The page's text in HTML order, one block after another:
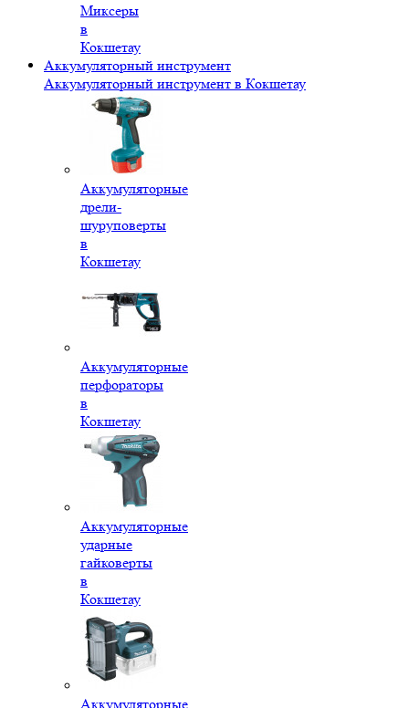
Миксеры
в
Кокшетау
Аккумуляторный инструмент
Аккумуляторный инструмент в Кокшетау
Аккумуляторные
дрели-
шуруповерты
в
Кокшетау
Аккумуляторные
перфораторы
в
Кокшетау
Аккумуляторные
ударные
гайковерты
в
Кокшетау
Аккумуляторные